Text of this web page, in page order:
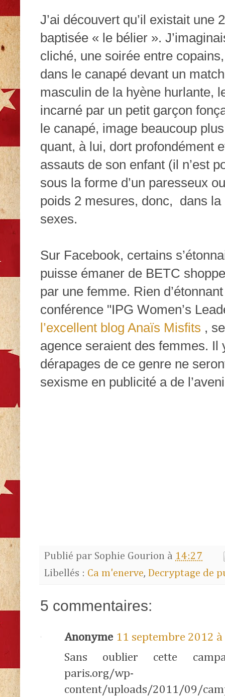
J’ai découvert qu’il existait une 2
baptisée « le bélier ».
cliché, une soirée entre
dans le canapé devant un
masculin de la hyène hurlante,
incarné par un petit garçon
le canapé, image beaucoup
quant, à lui, dort profondément
assauts de son enfant (il n’est
sous la forme d’un paresseux
poids 2 mesures, donc,
dans la
sexes.
Sur Facebook, certains
puisse émaner de BETC
par une femme. Rien
conférence "IPG Women’s
l’excellent blog Anaïs Misfits ,
agence seraient des femmes. Il
dérapages de ce genre ne
sexisme en publicité a de
Publié par Sophie Gourion à 14:27
Libellés : Ca m'enerve, Decryptage de
5 commentaires:
Anonyme 11 septembre 2012
Sans oublier cette
paris.org/wp-
content/uploads/2011/09/